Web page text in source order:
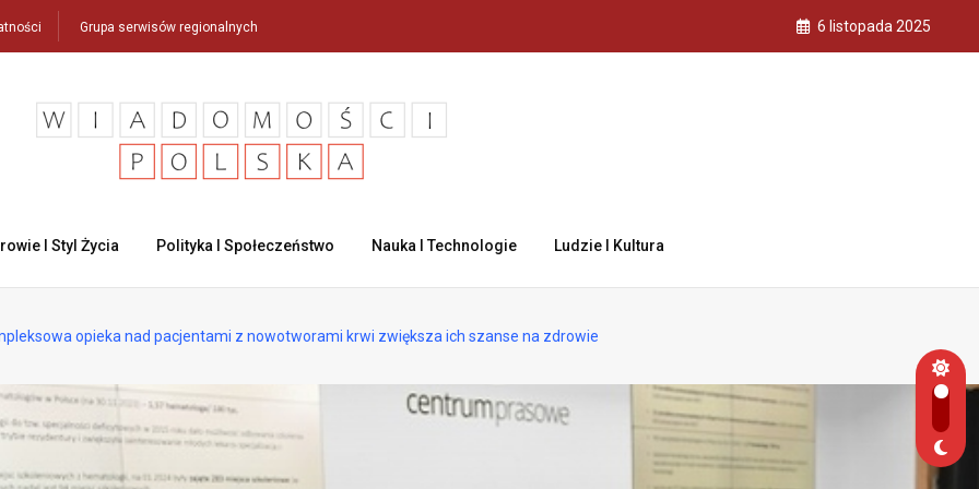
Grupa serwisów regionalnych 6 listopada 2025
I Styl Życia Polityka I Społeczeństwo Nauka I Technologie Ludzie I Kultura
opieka nad pacjentami z nowotworami krwi zwiększa ich szanse na zdrowie